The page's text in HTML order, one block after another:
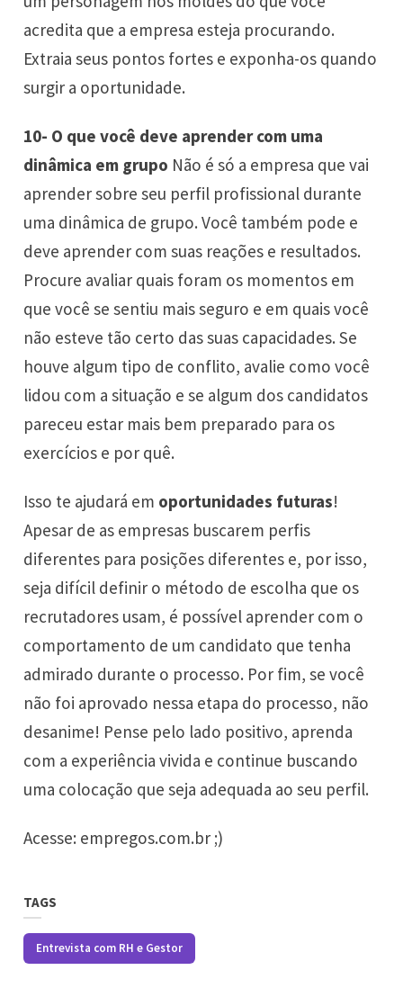
acredita que a empresa esteja procurando.
Extraia seus pontos fortes e exponha-os quando
surgir a oportunidade.
10- O que você deve aprender com uma
dinâmica em grupo Não é só a empresa que vai
aprender sobre seu perfil profissional durante
uma dinâmica de grupo. Você também pode e
deve aprender com suas reações e resultados.
Procure avaliar quais foram os momentos em
que você se sentiu mais seguro e em quais você
não esteve tão certo das suas capacidades. Se
houve algum tipo de conflito, avalie como você
lidou com a situação e se algum dos candidatos
pareceu estar mais bem preparado para os
exercícios e por quê.
Isso te ajudará em oportunidades futuras!
Apesar de as empresas buscarem perfis
diferentes para posições diferentes e, por isso,
seja difícil definir o método de escolha que os
recrutadores usam, é possível aprender com o
comportamento de um candidato que tenha
admirado durante o processo. Por fim, se você
não foi aprovado nessa etapa do processo, não
desanime! Pense pelo lado positivo, aprenda
com a experiência vivida e continue buscando
uma colocação que seja adequada ao seu perfil.
Acesse: empregos.com.br ;)
TAGS
Entrevista com RH e Gestor